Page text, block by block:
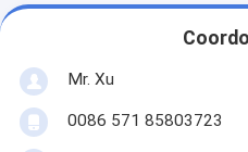
Mr. Xu
0086 571 85803723